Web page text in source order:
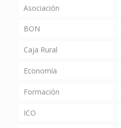
Asociación
BON
Caja Rural
Economía
Formación
ICO